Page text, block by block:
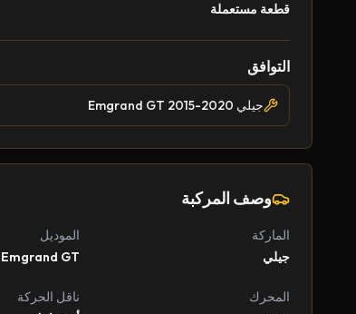
قطعة مستعملة
التوافق
جيلي Emgrand GT 2015-2020
وصف المركبة
الماركة
جيلي
الموديل
Emgrand GT
المحرك
ناقل الحركة